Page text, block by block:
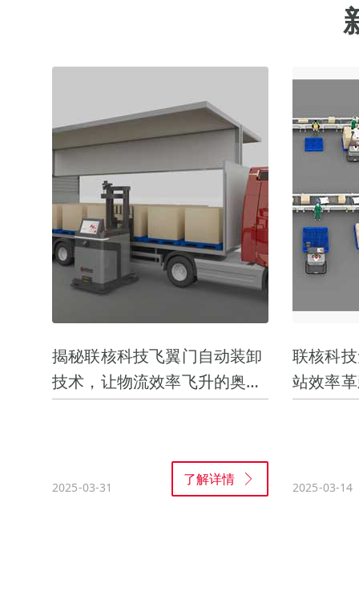
揭秘联核科技飞翼门自动装卸
技术，让物流效率飞升的奥秘
2025-03-31 了解详情
联核科
站效率
2025-03-14